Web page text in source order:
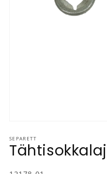
SEPARETT